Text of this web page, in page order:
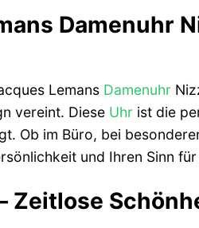
Damenuhr
Lemans Damenuhr
vereint. Diese Uhrist die
Ob im Büro, bei
und Ihren Sinn
Zeitlose